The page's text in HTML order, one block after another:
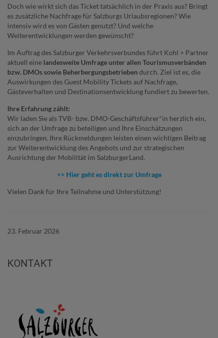
Doch wie wirkt sich das Ticket tatsächlich in der Praxis aus? Bringt
es zusätzliche Nachfrage für Salzburgs Urlaubsregionen? Wie
intensiv wird es von Gästen genutzt? Und welche
Weiterentwicklungen werden gewünscht?
Im Auftrag des Salzburger Verkehrsverbundes führt Kohl > Partner
aktuell eine landesweite Umfrage unter allen Tourismusverbänden
bzw. DMOs sowie Beherbergungsbetrieben durch. Ziel ist es, die
Auswirkungen des Guest Mobility Tickets auf Nachfrage,
Gästeverhalten und Destinationsentwicklung fundiert zu bewerten.
Ihre Erfahrung zählt:
Wir laden Sie als TVB- bzw. DMO-Geschäftsführer*in herzlich ein,
sich an der Umfrage zu beteiligen und Ihre Einschätzungen
einzubringen. Ihre Rückmeldungen leisten einen wichtigen Beitrag
zur Weiterentwicklung des Angebots und zur strategischen
Ausrichtung der Mobilität im SalzburgerLand.
>> Hier geht es direkt zur Umfrage
Vielen Dank für Ihre Teilnahme und Unterstützung!
23. Februar 2026
KONTAKT